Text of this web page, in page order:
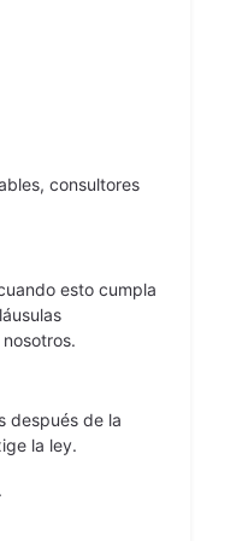
consultores
esto cumpla
después de la
la ley.